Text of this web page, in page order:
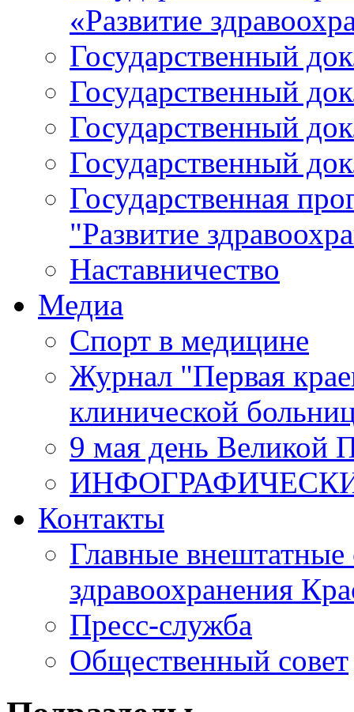
«Развитие
Государственный
Государственный
Государственный
Государственный
Государственная
"Развитие
Наставничество
Медиа
Спорт в медицине
Журнал "Первая
клинической
9 мая день Великой
Контакты
Главные внештатные
здравоохранения
Пресс-служба
Общественный совет